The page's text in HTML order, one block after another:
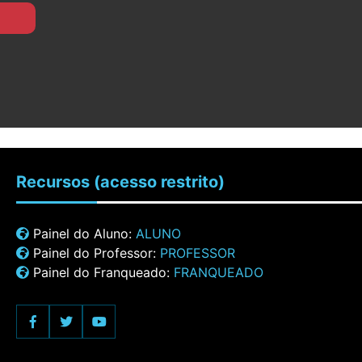
Recursos (acesso restrito)
Painel do Aluno: ALUNO
Painel do Professor: PROFESSOR
Painel do Franqueado: FRANQUEADO